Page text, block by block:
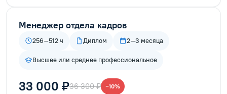
Менеджер отдела кадров
256–512 ч Диплом 2–3 месяца
Высшее или среднее профессиональное
33 000 ₽36 300 ₽ −10%